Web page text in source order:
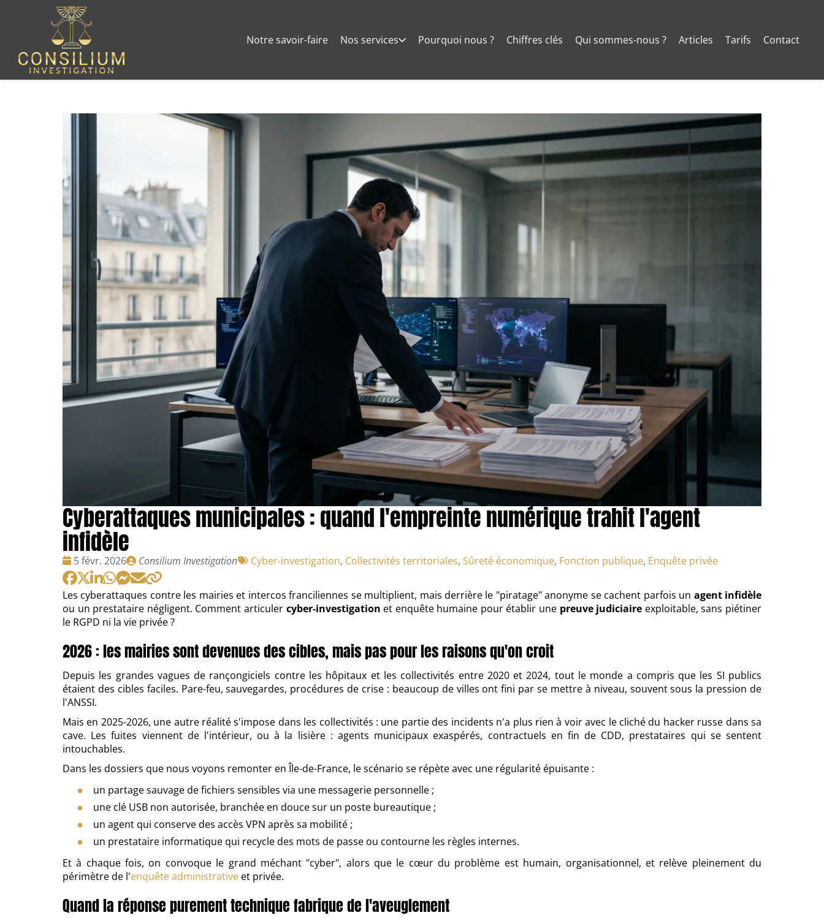
Notre savoir-faire Nos services Pourquoi nous ? Chiffres clés Qui sommes-nous ? Articles Tarifs Contact
Cyberattaques municipales : quand l'empreinte numérique trahit l'agent
infidèle
Date
:
5 févr. 2026
Publié
par
Consilium Investigation
Tags
Cyber-investigation, Collectivités territoriales, Sûreté économique, Fonction publique, Enquête privée
Les cyberattaques contre les mairies et intercos franciliennes se multiplient, mais derrière le "piratage" anonyme se cachent parfois un agent infidèle
ou un prestataire négligent. Comment articuler cyber-investigation et enquête humaine pour établir une preuve judiciaire exploitable, sans piétiner
le RGPD ni la vie privée ?
2026 : les mairies sont devenues des cibles, mais pas pour les raisons qu'on croit
Depuis les grandes vagues de rançongiciels contre les hôpitaux et les collectivités entre 2020 et 2024, tout le monde a compris que les SI publics
étaient des cibles faciles. Pare-feu, sauvegardes, procédures de crise : beaucoup de villes ont fini par se mettre à niveau, souvent sous la pression de
l'ANSSI.
Mais en 2025-2026, une autre réalité s'impose dans les collectivités : une partie des incidents n'a plus rien à voir avec le cliché du hacker russe dans sa
cave. Les fuites viennent de l'intérieur, ou à la lisière : agents municipaux exaspérés, contractuels en fin de CDD, prestataires qui se sentent
intouchables.
Dans les dossiers que nous voyons remonter en Île-de-France, le scénario se répète avec une régularité épuisante :
un partage sauvage de fichiers sensibles via une messagerie personnelle ;
une clé USB non autorisée, branchée en douce sur un poste bureautique ;
un agent qui conserve des accès VPN après sa mobilité ;
un prestataire informatique qui recycle des mots de passe ou contourne les règles internes.
Et à chaque fois, on convoque le grand méchant "cyber", alors que le cœur du problème est humain, organisationnel, et relève pleinement du
périmètre de l'enquête administrative et privée.
Quand la réponse purement technique fabrique de l'aveuglement